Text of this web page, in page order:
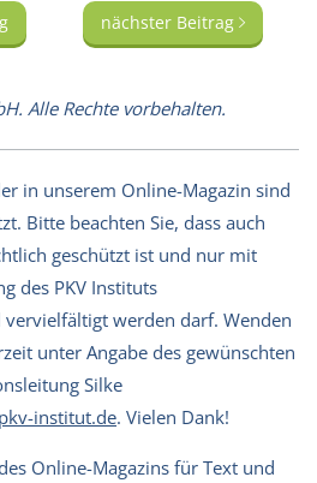
nächster Beitrag
Alle Rechte vorbehalten.
in unserem Online-Magazin sind
Bitte beachten Sie, dass auch
geschützt ist und nur mit
des PKV Instituts
werden darf. Wenden
unter Angabe des gewünschten
Silke
institut.de. Vielen Dank!
Online-Magazins für Text und